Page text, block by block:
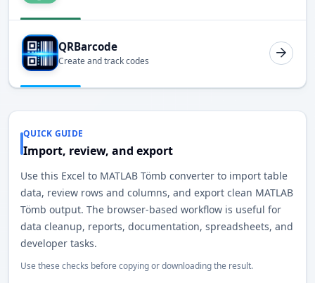
QRBarcode
Create and track codes
QUICK GUIDE
Import, review, and export
Use this Excel to MATLAB Tömb converter to import table
data, review rows and columns, and export clean MATLAB
Tömb output. The browser-based workflow is useful for
data cleanup, reports, documentation, spreadsheets, and
developer tasks.
Use these checks before copying or downloading the result.